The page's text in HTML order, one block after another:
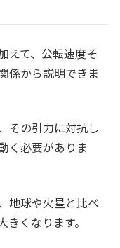
えて、公転速度そ
係から説明できま
その引力に対抗し
く必要がありま
地球や火星と比べ
くなります。